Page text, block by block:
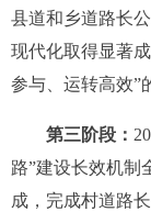
县道和乡道路长
现代化取得显著
参与、运转高效”
第三阶段：
路”建设长效机制
成，完成村道路